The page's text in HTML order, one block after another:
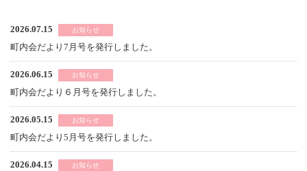
2026.07.15 お知らせ
町内会だより7月号を発行しました。
2026.06.15 お知らせ
町内会だより６月号を発行しました。
2026.05.15 お知らせ
町内会だより5月号を発行しました。
2026.04.15 お知らせ